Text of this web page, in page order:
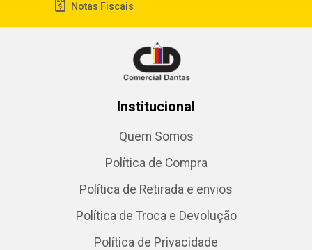
Notas Fiscais
Institucional
Quem Somos
Política de Compra
Política de Retirada e envios
Política de Troca e Devolução
Política de Privacidade